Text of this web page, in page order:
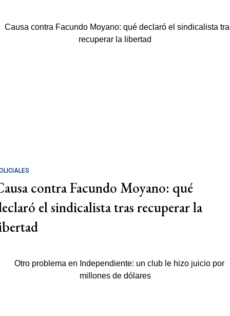
contra Facundo Moyano: qué
el sindicalista tras recuperar la